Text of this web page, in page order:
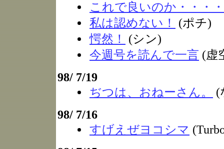
これで良いのか・・・
私は認めない！
(ポチ)
愕然！
(シン)
今週号を読んで一言 (虚
98/ 7/19
ぢつは、おねーさん。
(
98/ 7/16
すげえぜヨコシマ